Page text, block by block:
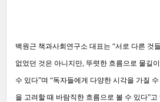
백원근 책과사회연구소 대표는 “서로 다른 것
없었던 것은 아니지만, 뚜렷한 흐름으로 물길
수 있다”며 “독자들에게 다양한 시각을 가질
을 고려할 때 바람직한 흐름으로 볼 수 있다”고